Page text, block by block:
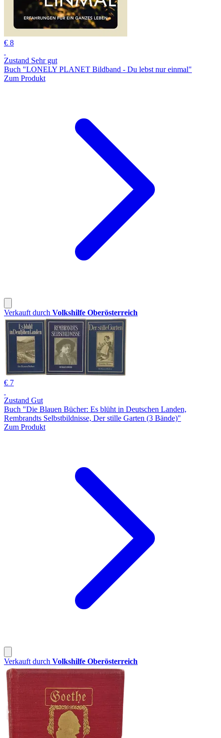
€ 8
Zustand Sehr gut
Buch "LONELY PLANET Bildband - Du lebst nur einmal"
Zum Produkt
Verkauft durch Volkshilfe Oberösterreich
€ 7
Zustand Gut
Buch "Die Blauen Bücher: Es blüht in Deutschen Landen,
Rembrandts Selbstbildnisse, Der stille Garten (3 Bände)"
Zum Produkt
Verkauft durch Volkshilfe Oberösterreich